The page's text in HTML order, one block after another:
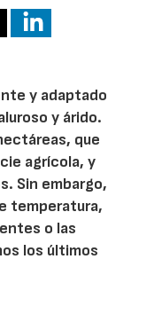
y adaptado
y árido.
que
agrícola, y
Sin embargo,
temperatura,
o las
los últimos